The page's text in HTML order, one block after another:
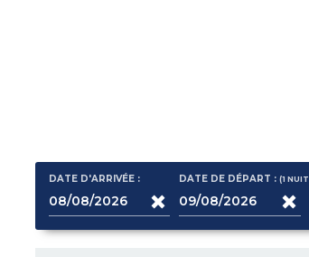
DATE D'ARRIVÉE : DATE DE DÉPART :(1NUIT